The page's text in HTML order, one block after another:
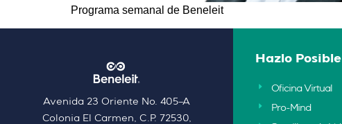
Programa semanal de Beneleit
Avenida 23 Oriente No. 405–A
Colonia El Carmen, C.P. 72530,
Hazlo Posible
Oficina Virtual
Pro-Mind